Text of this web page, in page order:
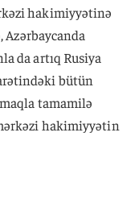
hakimiyyətinə
da artıq Rusiya
bütün
tamamilə
hakimiyyətin